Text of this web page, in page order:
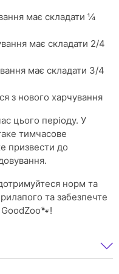
має складати ¼
має складати 2/4
має складати 3/4
з нового харчування
цього періоду. У
тимчасове
призвести до
норм та
та забезпечте